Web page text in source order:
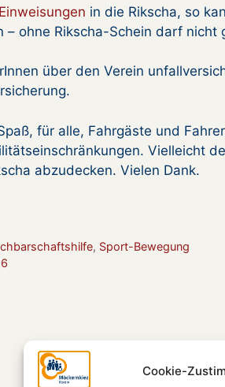
Cookie-
Einweisungen in die Rikscha, so
– ohne Rikscha-Schein darf nicht
über den Verein
für alle, Fahrgäste und
Vielleicht
abzudecken. Vielen Dank.
, Sport-Bewegung